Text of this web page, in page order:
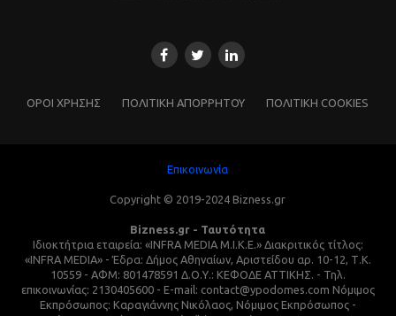
ΌΡΟΙ ΧΡΗΣΗΣ ΠΟΛΙΤΙΚΗ ΑΠΟΡΡΗΤΟΥ ΠΟΛΙΤΙΚΗ COOKIES
Επικοινωνία
Copyright © 2019-2024 Bizness.gr
Bizness.gr - Ταυτότητα
Ιδιοκτήτρια εταιρεία: «INFRA MEDIA M.I.K.E.» Διακριτικός τίτλος:
«INFRA MEDIA» - Έδρα: Δήμος Αθηναίων, Αριστείδου αρ. 10-12, Τ.Κ.
10559 - ΑΦΜ: 801478591 Δ.Ο.Υ.: ΚΕΦΟΔΕ ΑΤΤΙΚΗΣ. - Τηλ.
επικοινωνίας: 2130405600 - E-mail: contact@ypodomes.com Νόμιμος
Εκπρόσωπος: Καραγιάννης Νικόλαος, Νόμιμος Εκπρόσωπος -